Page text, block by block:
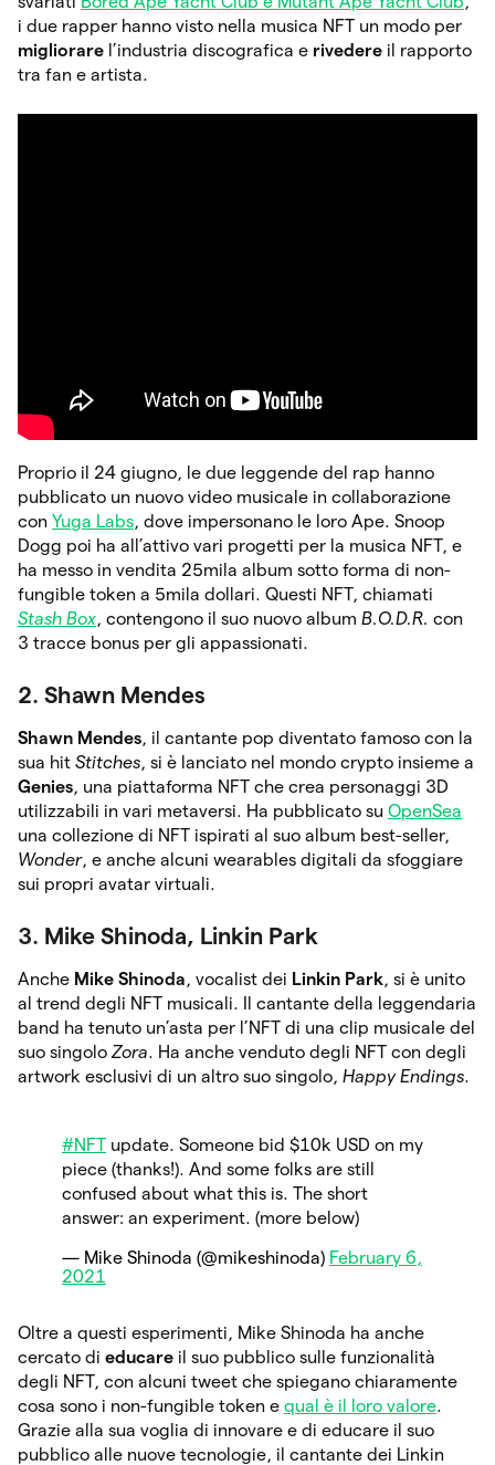
i due rapper hanno visto nella musica NFT un modo per
migliorare l’industria discografica e rivedere il rapporto
tra fan e artista.
Proprio il 24 giugno, le due leggende del rap hanno
pubblicato un nuovo video musicale in collaborazione
con Yuga Labs, dove impersonano le loro Ape. Snoop
Dogg poi ha all’attivo vari progetti per la musica NFT, e
ha messo in vendita 25mila album sotto forma di non-
fungible token a 5mila dollari. Questi NFT, chiamati
Stash Box, contengono il suo nuovo album B.O.D.R. con
3 tracce bonus per gli appassionati.
2. Shawn Mendes
Shawn Mendes, il cantante pop diventato famoso con la
sua hit Stitches, si è lanciato nel mondo crypto insieme a
Genies, una piattaforma NFT che crea personaggi 3D
utilizzabili in vari metaversi. Ha pubblicato su OpenSea
una collezione di NFT ispirati al suo album best-seller,
Wonder, e anche alcuni wearables digitali da sfoggiare
sui propri avatar virtuali.
3. Mike Shinoda, Linkin Park
Anche Mike Shinoda, vocalist dei Linkin Park, si è unito
al trend degli NFT musicali. Il cantante della leggendaria
band ha tenuto un’asta per l’NFT di una clip musicale del
suo singolo Zora. Ha anche venduto degli NFT con degli
artwork esclusivi di un altro suo singolo, Happy Endings.
#NFT update. Someone bid $10k USD on my
piece (thanks!). And some folks are still
confused about what this is. The short
answer: an experiment. (more below)
— Mike Shinoda (@mikeshinoda) February 6,
2021
Oltre a questi esperimenti, Mike Shinoda ha anche
cercato di educare il suo pubblico sulle funzionalità
degli NFT, con alcuni tweet che spiegano chiaramente
cosa sono i non-fungible token e qual è il loro valore.
Grazie alla sua voglia di innovare e di educare il suo
pubblico alle nuove tecnologie, il cantante dei Linkin